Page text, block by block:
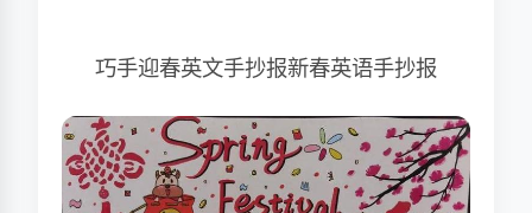
巧手迎春英文手抄报新春英语手抄报